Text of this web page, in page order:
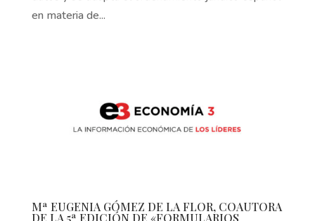
en materia de...
Mª EUGENIA GÓMEZ DE LA FLOR, COAUTORA
DE LA 5ª EDICIÓN DE «FORMULARIOS